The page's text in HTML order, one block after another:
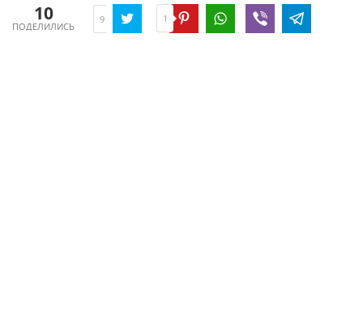
10
ПОДЕЛИЛИСЬ
9 1